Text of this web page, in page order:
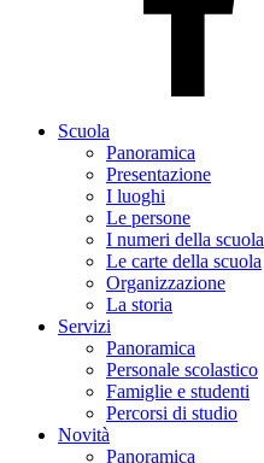
Scuola
Panoramica
Presentazione
I luoghi
Le persone
I numeri della scuola
Le carte della scuola
Organizzazione
La storia
Servizi
Panoramica
Personale scolastico
Famiglie e studenti
Percorsi di studio
Novità
Panoramica